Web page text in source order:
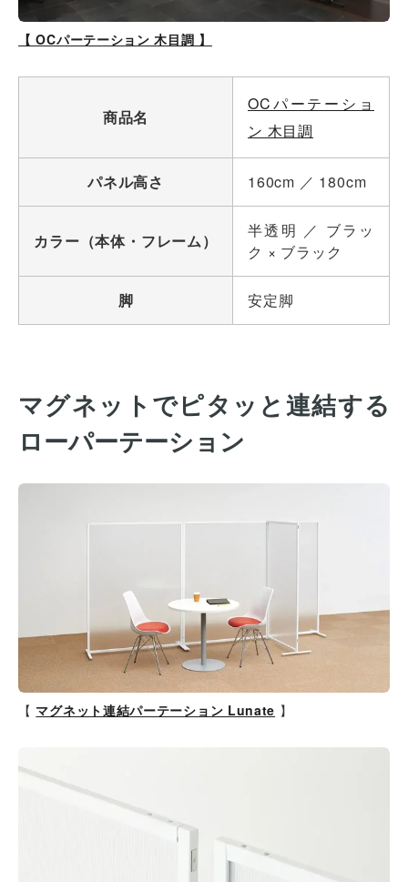
【 OCパーテーション 木目調 】
商品名
OCパーテーショ
ン 木目調
パネル高さ 160cm ／ 180cm
カラー（本体・フレーム）
半透明 ／ ブラッ
ク × ブラック
脚 安定脚
マグネットでピタッと連結する
ローパーテーション
【 マグネット連結パーテーション Lunate 】